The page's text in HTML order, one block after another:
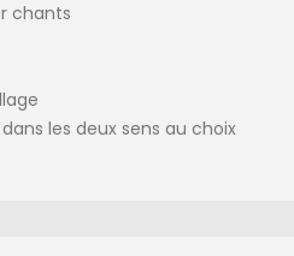
chants
les deux sens au choix